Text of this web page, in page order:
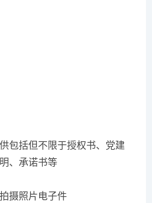
包括但不限于授权书、党建
、承诺书等
摄照片电子件